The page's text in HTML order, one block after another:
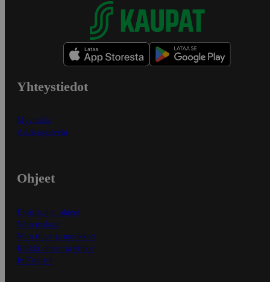
Yhteystiedot
Myymälät
Asiakaspalvelu
Ohjeet
Ensitilaajan ohjeet
Näin maksat
Näin tilaat ja muokkaat
Kaikki ohjeet ja vinkit
In English